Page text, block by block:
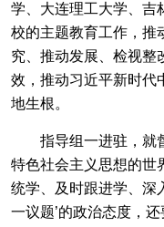
学、大连理工大学、吉
校的主题教育工作，推
究、推动发展、检视整
效，推动习近平新时代
地生根。
指导组一进驻，就督
特色社会主义思想的世
统学、及时跟进学、深
一议题’的政治态度，